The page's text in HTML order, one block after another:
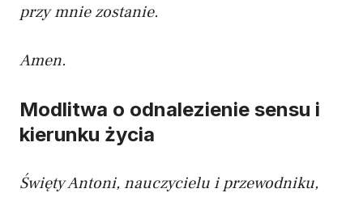
przy mnie zostanie.
Amen.
Modlitwa o odnalezienie sensu i
kierunku życia
Święty Antoni, nauczycielu i przewodniku,